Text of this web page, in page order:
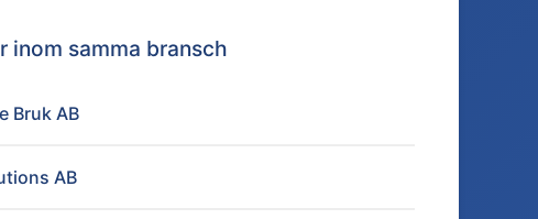
inom samma bransch
Bruk AB
AB